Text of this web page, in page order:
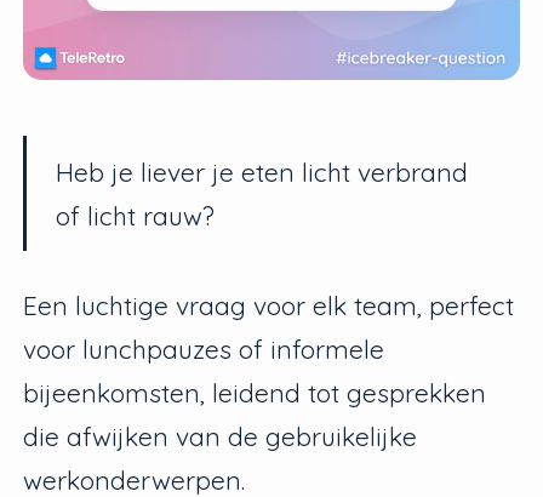
Heb je liever je eten licht verbrand
of licht rauw?
Een luchtige vraag voor elk team, perfect
voor lunchpauzes of informele
bijeenkomsten, leidend tot gesprekken
die afwijken van de gebruikelijke
werkonderwerpen.